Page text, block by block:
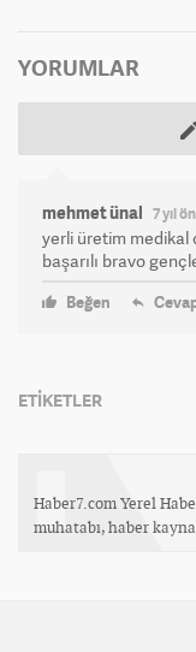
YORUMLAR
mehmet ünal 7 yıl
yerli üretim medikal
başarılı bravo
Beğen
ETİKETLER
Haber7.com Yerel
muhatabı, haber